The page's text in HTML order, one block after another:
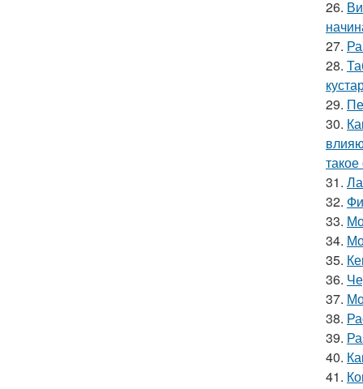
26.
27.
28.
29.
30.
31.
32.
33.
34.
35.
36.
37.
38.
39.
40.
41.